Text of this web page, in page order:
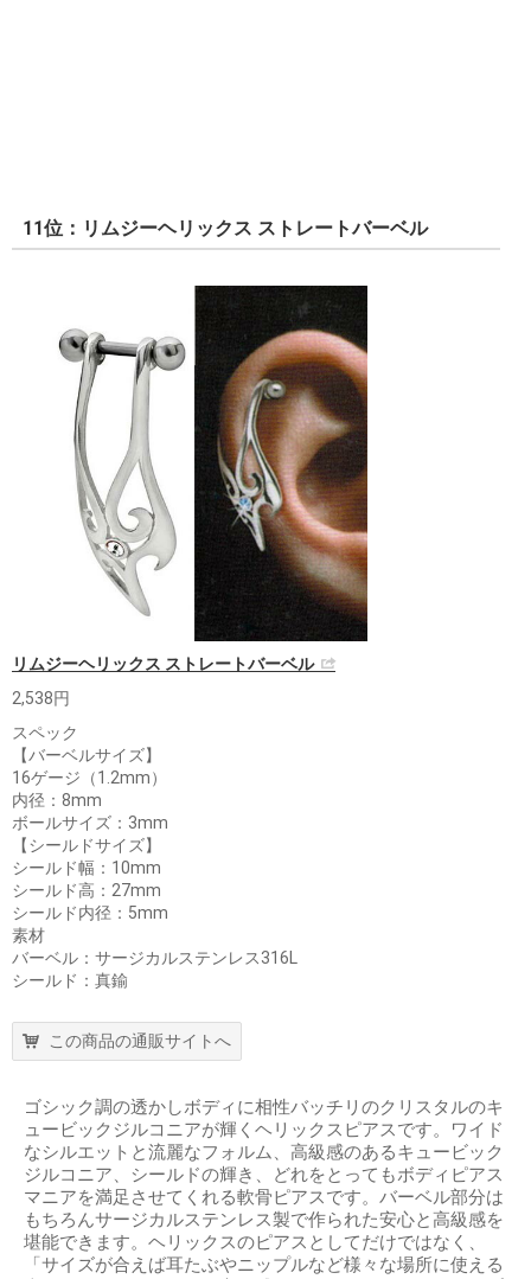
11位：リムジーヘリックス ストレートバーベル
リムジーヘリックス ストレートバーベル
2,538円
スペック
【バーベルサイズ】
16ゲージ（1.2mm）
内径：8mm
ボールサイズ：3mm
【シールドサイズ】
シールド幅：10mm
シールド高：27mm
シールド内径：5mm
素材
バーベル：サージカルステンレス316L
シールド：真鍮
この商品の通販サイトへ
ゴシック調の透かしボディに相性バッチリのクリスタルのキ
ュービックジルコニアが輝くヘリックスピアスです。ワイド
なシルエットと流麗なフォルム、高級感のあるキュービック
ジルコニア、シールドの輝き、どれをとってもボディピアス
マニアを満足させてくれる軟骨ピアスです。バーベル部分は
もちろんサージカルステンレス製で作られた安心と高級感を
堪能できます。ヘリックスのピアスとしてだけではなく、
「サイズが合えば耳たぶやニップルなど様々な場所に使える